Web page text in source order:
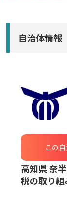
自治体情報
この
高知県 奈
税の取り組